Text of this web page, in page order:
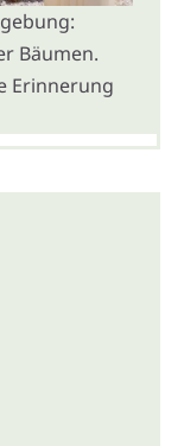
Bäumen.
Erinnerung